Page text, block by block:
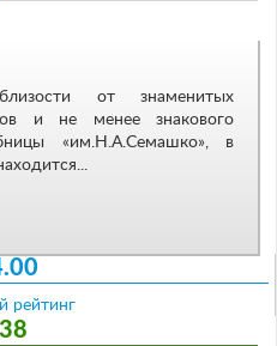
от знаменитых
и не менее знакового
«им.Н.А.Семашко», в
рейтинг